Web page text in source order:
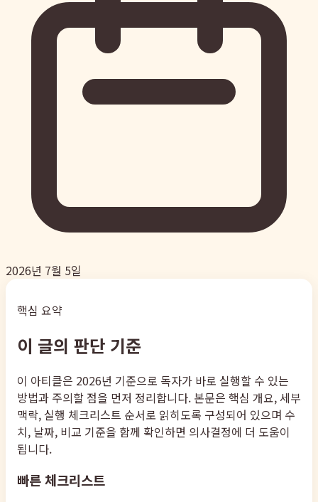
2026년 7월 5일
핵심 요약
이 글의 판단 기준
이 아티클은 2026년 기준으로 독자가 바로 실행할 수 있는
방법과 주의할 점을 먼저 정리합니다. 본문은 핵심 개요, 세부
맥락, 실행 체크리스트 순서로 읽히도록 구성되어 있으며 수
치, 날짜, 비교 기준을 함께 확인하면 의사결정에 더 도움이
됩니다.
빠른 체크리스트